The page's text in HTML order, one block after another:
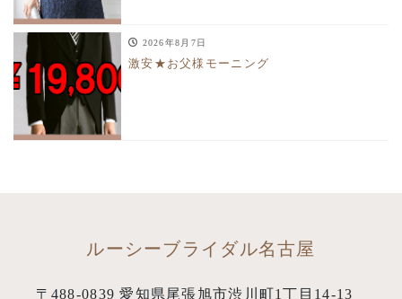
2026年8月7日
激安★お父様モーニング
ルーシーブライダル名古屋
〒488-0839 愛知県尾張旭市渋川町1丁目14-13